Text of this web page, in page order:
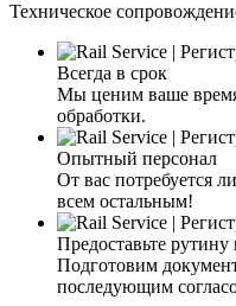
Техническое
Всегда в срок
Мы ценим ваше
обработки.
Опытный персонал
От вас потребуется
всем остальным!
Предоставьте рутину
Подготовим
последующим